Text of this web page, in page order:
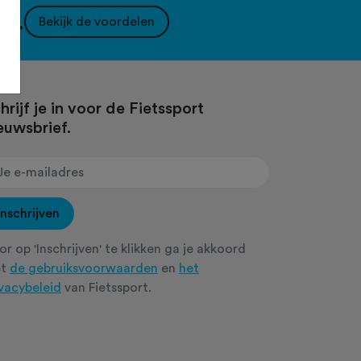
Bekijk de voordelen
je in voor de Fietssport
Inschrijven
op 'Inschrijven' te klikken ga je akkoord
de gebruiksvoorwaarden en het
van Fietssport.